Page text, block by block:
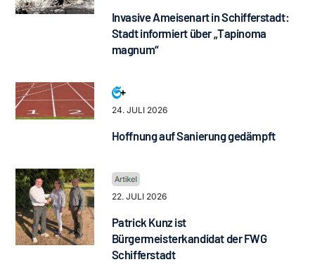
Invasive Ameisenart in Schifferstadt:
Stadt informiert über „Tapinoma
magnum“
24. JULI 2026
Hoffnung auf Sanierung gedämpft
22. JULI 2026
Patrick Kunz ist
Bürgermeisterkandidat der FWG
Schifferstadt